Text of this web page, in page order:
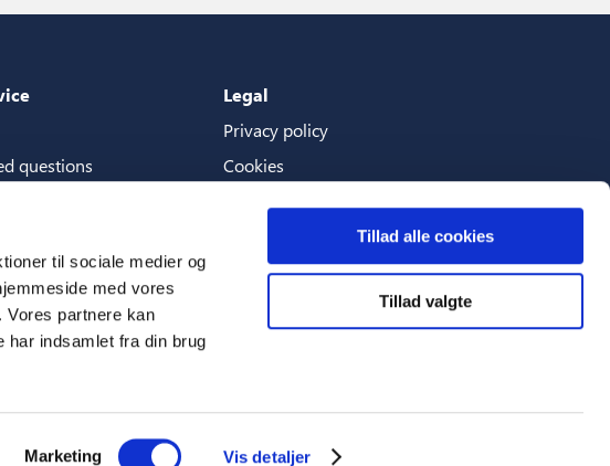
til sociale medier og
med vores
Vores partnere kan
har indsamlet fra din brug
Marketing Vis detaljer
Tillad alle cookies
Tillad valgte
questions
Legal
Privacy policy
Cookies